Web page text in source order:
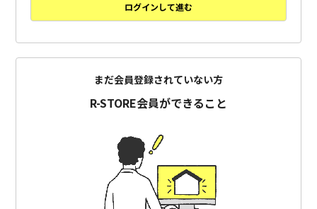
ログインして進む
まだ会員登録されていない方
R-STORE会員ができること